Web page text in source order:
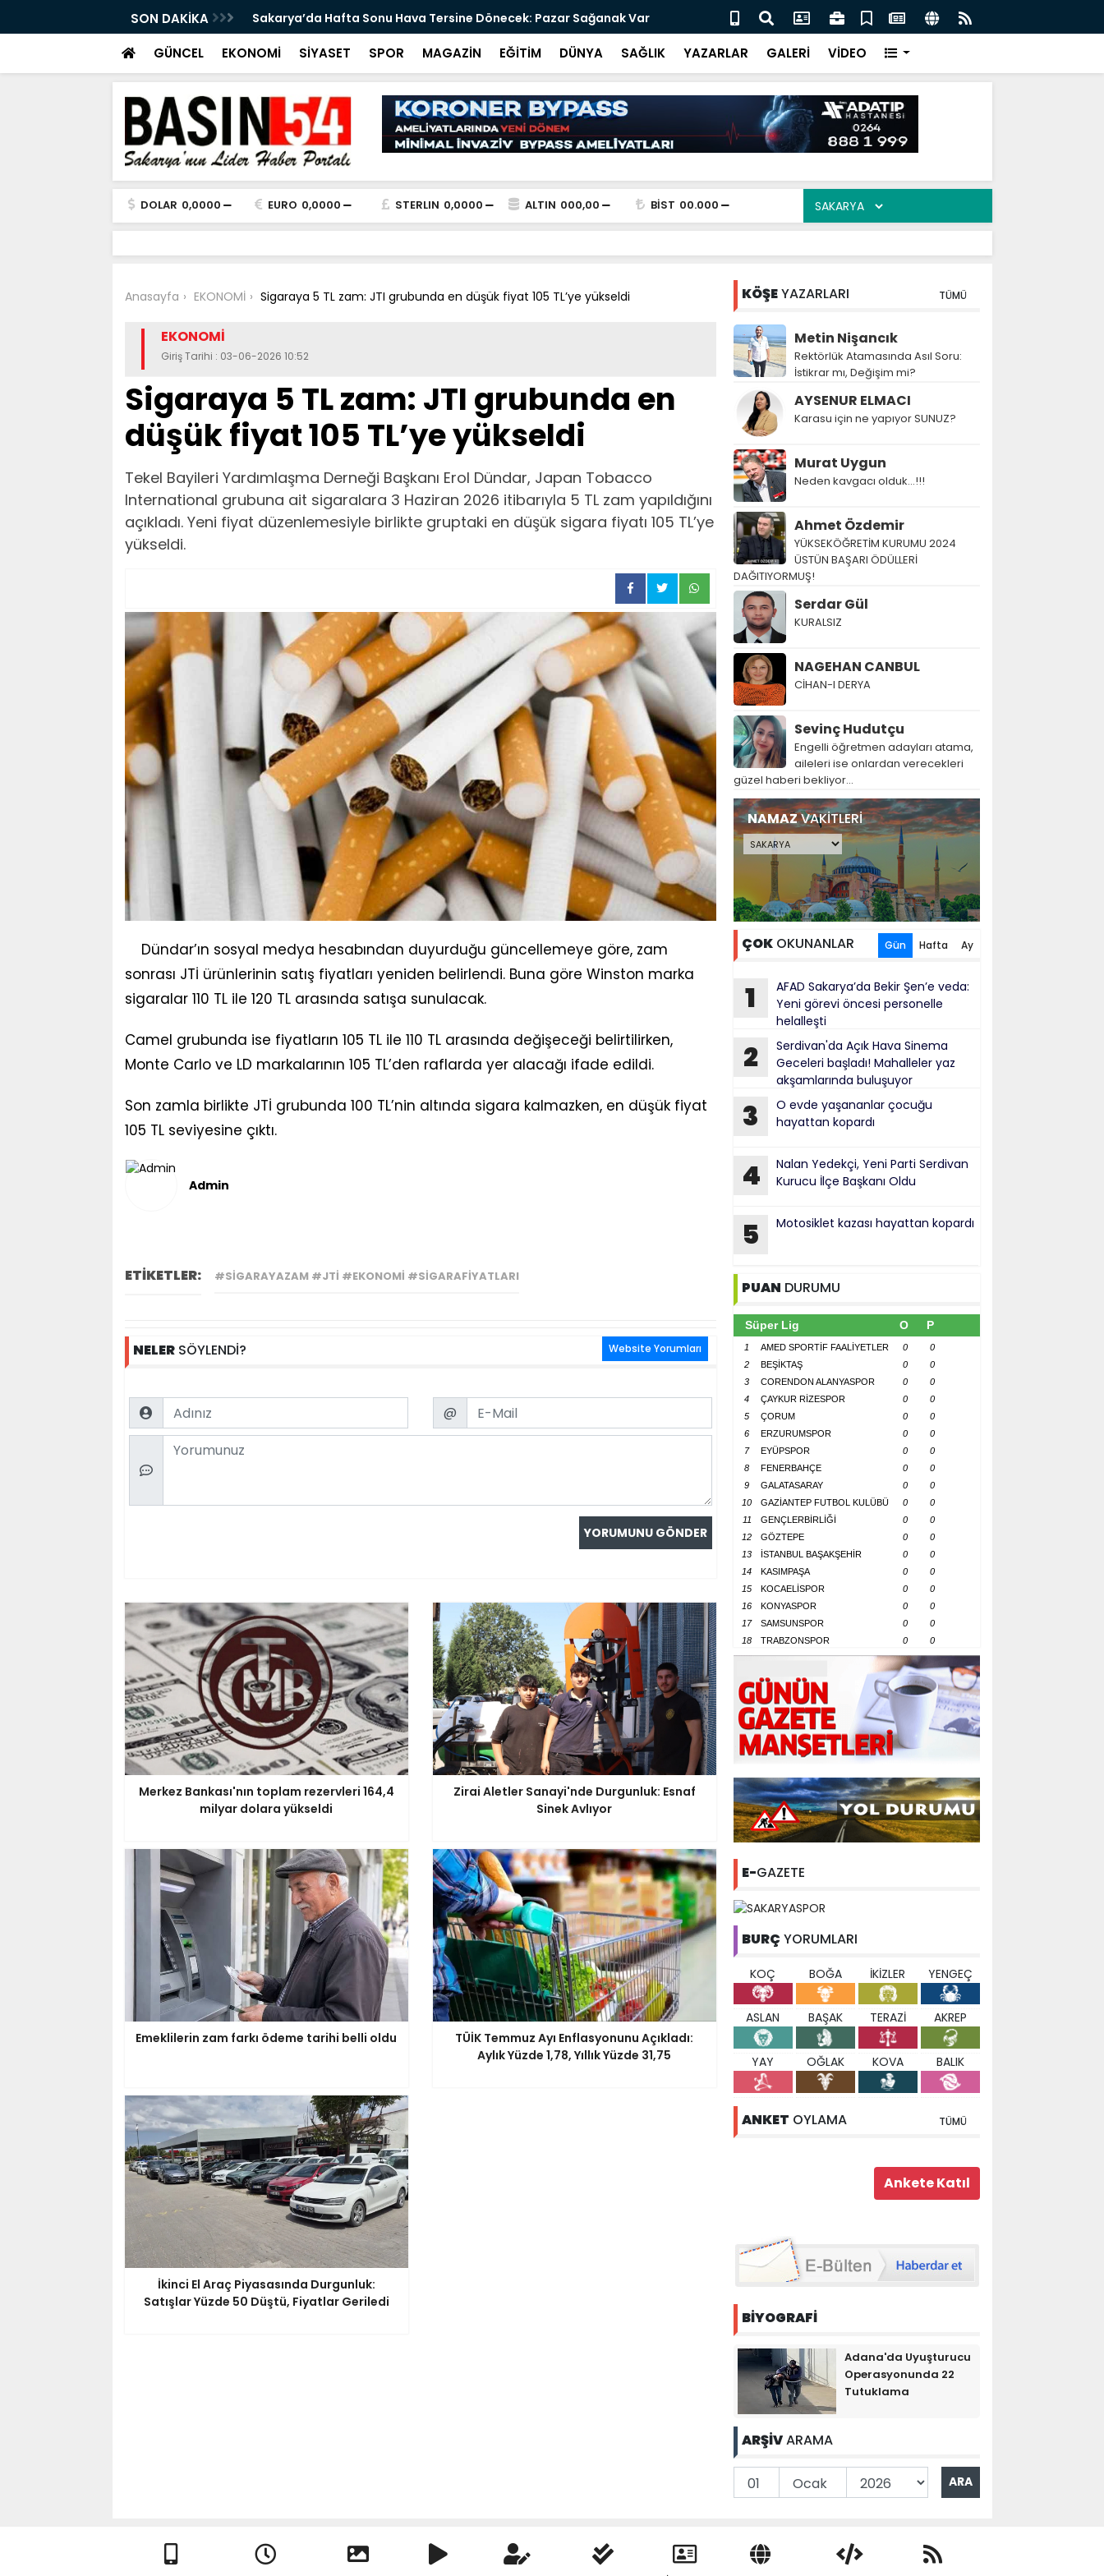
SON DAKİKA
Tersine Dönecek: Pazar Sağanak Var Kaynarca sahilinde İHA parçası bulundu! Ali İnci ile Nevzat Ercan buluştu
GÜNCEL EKONOMİ SİYASET SPOR MAGAZİN EĞİTİM DÜNYA SAĞLIK YAZARLAR GALERİ VİDEO
DOLAR 0,0000 EURO 0,0000 STERLIN 0,0000 ALTIN 000,00 BİST 00.000
Anasayfa EKONOMİ Sigaraya 5 TL zam: JTI grubunda en düşük fiyat 105 TL’ye yükseldi
EKONOMİ
Giriş Tarihi : 03-06-2026 10:52
Sigaraya 5 TL zam: JTI grubunda en
düşük fiyat 105 TL’ye yükseldi
Tekel Bayileri Yardımlaşma Derneği Başkanı Erol Dündar, Japan Tobacco
International grubuna ait sigaralara 3 Haziran 2026 itibarıyla 5 TL zam yapıldığını
açıkladı. Yeni fiyat düzenlemesiyle birlikte gruptaki en düşük sigara fiyatı 105 TL’ye
yükseldi.
Dündar’ın sosyal medya hesabından duyurduğu güncellemeye göre, zam
sonrası JTİ ürünlerinin satış fiyatları yeniden belirlendi. Buna göre Winston marka
sigaralar 110 TL ile 120 TL arasında satışa sunulacak.
Camel grubunda ise fiyatların 105 TL ile 110 TL arasında değişeceği belirtilirken,
Monte Carlo ve LD markalarının 105 TL’den raflarda yer alacağı ifade edildi.
Son zamla birlikte JTİ grubunda 100 TL’nin altında sigara kalmazken, en düşük fiyat
105 TL seviyesine çıktı.
Admin
ETİKETLER: #SIGARAYAZAM #JTİ #EKONOMI #SIGARAFIYATLARI
NELERSÖYLENDİ? Website Yorumları
Name Email
@
Comment
Merkez Bankası'nın toplam rezervleri 164,4
milyar dolara yükseldi
Zirai Aletler Sanayi'nde Durgunluk: Esnaf
Sinek Avlıyor
Emeklilerin zam farkı ödeme tarihi belli oldu
TÜİK Temmuz Ayı Enflasyonunu Açıkladı:
Aylık Yüzde 1,78, Yıllık Yüzde 31,75
İkinci El Araç Piyasasında Durgunluk:
Satışlar Yüzde 50 Düştü, Fiyatlar Geriledi
KÖŞEYAZARLARI TÜMÜ
Metin Nişancık
Rektörlük Atamasında Asıl Soru:
İstikrar mı, Değişim mi?
AYSENUR ELMACI
Karasu için ne yapıyor SUNUZ?
Murat Uygun
Neden kavgacı olduk…!!!
Ahmet Özdemir
YÜKSEKÖĞRETİM KURUMU 2024
ÜSTÜN BAŞARI ÖDÜLLERİ
DAĞITIYORMUŞ!
Serdar Gül
KURALSIZ
NAGEHAN CANBUL
CİHAN-I DERYA
Sevinç Hudutçu
Engelli öğretmen adayları atama,
aileleri ise onlardan verecekleri
güzel haberi bekliyor...
NAMAZVAKİTLERİ
ÇOKOKUNANLAR Gün Hafta Ay
1
AFAD Sakarya’da Bekir Şen’e veda:
Yeni görevi öncesi personelle
helalleşti
2
Serdivan'da Açık Hava Sinema
Geceleri başladı! Mahalleler yaz
akşamlarında buluşuyor
3
O evde yaşananlar çocuğu
hayattan kopardı
4
Nalan Yedekçi, Yeni Parti Serdivan
Kurucu İlçe Başkanı Oldu
5 Motosiklet kazası hayattan kopardı
PUAN DURUMU
Süper Lig O P
1 AMED SPORTİF FAALİYETLER 0
0
2
BEŞİKTAŞ 0
0
3
CORENDON ALANYASPOR 0
0
4
ÇAYKUR RİZESPOR 0
0
5
ÇORUM 0
0
6
ERZURUMSPOR 0
0
7
EYÜPSPOR 0
0
8
FENERBAHÇE 0
0
9
GALATASARAY 0
0
10
GAZİANTEP FUTBOL KULÜBÜ 0
0
11
GENÇLERBİRLİĞİ 0
0
12
GÖZTEPE 0
0
13
İSTANBUL BAŞAKŞEHİR 0
0
14
KASIMPAŞA 0
0
15
KOCAELİSPOR 0
0
16
KONYASPOR 0
0
17
SAMSUNSPOR 0
0
18
TRABZONSPOR 0 0
E-GAZETE
BURÇ YORUMLARI
KOÇ BOĞA İKİZLER YENGEÇ
ASLAN BAŞAK TERAZİ AKREP
YAY OĞLAK KOVA BALIK
ANKET OYLAMA TÜMÜ
BİYOGRAFİ
Adana'da Uyuşturucu
Operasyonunda 22
Tutuklama
ARŞİVARAMA